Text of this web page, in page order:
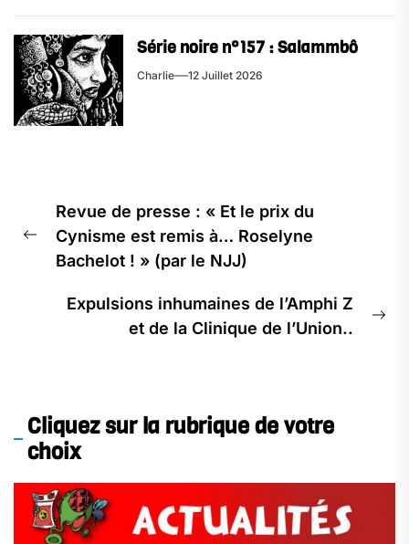
Série noire n°157 : Salammbô
Charlie 12 Juillet 2026
de
l’article
Previous
post:
Revue de presse : « Et le prix du
Cynisme est remis à… Roselyne
Bachelot ! » (par le NJJ)
Expulsions inhumaines de l’Amphi Z
et de la Clinique de l’Union..
Cliquez sur la rubrique de votre
choix